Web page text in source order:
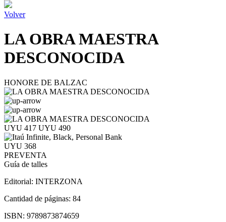
Volver
LA OBRA MAESTRA
DESCONOCIDA
HONORE DE BALZAC
UYU 417 UYU 490
UYU 368
PREVENTA
Guía de talles
Editorial: INTERZONA
Cantidad de páginas: 84
ISBN: 9789873874659